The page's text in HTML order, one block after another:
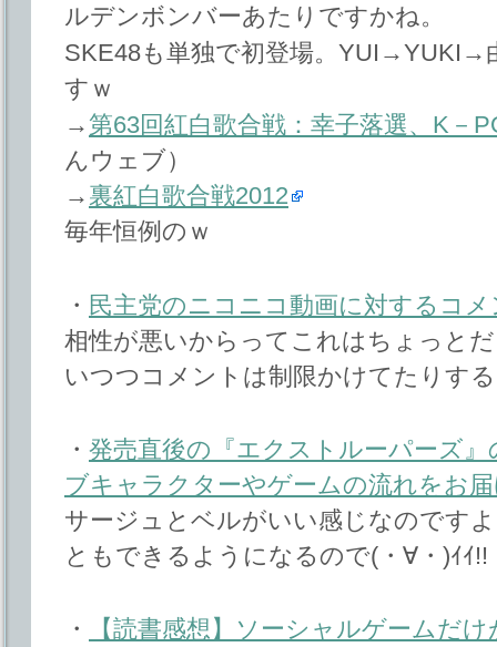
ルデンボンバーあたりですかね。
SKE48も単独で初登場。YUI→YUKI→
すｗ
→第63回紅白歌合戦：幸子落選、K－
んウェブ）
→ 裏紅白歌合戦2012
毎年恒例のｗ
・ 民主党のニコニコ動画に対するコ
相性が悪いからってこれはちょっと
いつつコメントは制限かけてたりす
・ 発売直後の『エクストルーパーズ
ブキャラクターやゲームの流れをお
サージュとベルがいい感じなのです
ともできるようになるので(・∀・)ｲｲ!!
・
【読書感想】ソーシャルゲームだ